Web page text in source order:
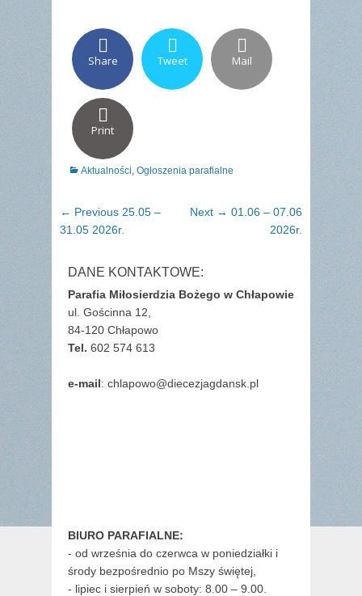
Share Tweet Mail
Print
Categories
Aktualności Ogłoszenia parafialne
Nawigacja
wpisu
← Previous Previous
post:
25.05 –
31.05 2026r.
Next → Next
01.06 – 07.06
2026r.
DANE KONTAKTOWE:
Parafia Miłosierdzia Bożego w Chłapowie
ul. Gościnna 12,
84-120 Chłapowo
Tel. 602 574 613
e-mail: chlapowo@diecezjagdansk.pl
BIURO PARAFIALNE:
- od września do czerwca w poniedziałki i
środy bezpośrednio po Mszy świętej,
- lipiec i sierpień w soboty: 8.00 – 9.00.